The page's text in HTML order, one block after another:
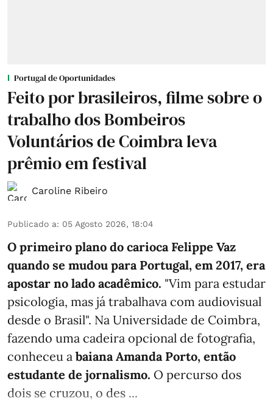
Portugal de Oportunidades
Feito por brasileiros, filme sobre o
trabalho dos Bombeiros
Voluntários de Coimbra leva
prêmio em festival
Caroline Ribeiro
Publicado a: 05 Agosto 2026, 18:04
O primeiro plano do carioca Felippe Vaz
quando se mudou para Portugal, em 2017, era
apostar no lado acadêmico. "Vim para estudar
psicologia, mas já trabalhava com audiovisual
desde o Brasil". Na Universidade de Coimbra,
fazendo uma cadeira opcional de fotografia,
conheceu a baiana Amanda Porto, então
estudante de jornalismo. O percurso dos
dois se cruzou, o des ...